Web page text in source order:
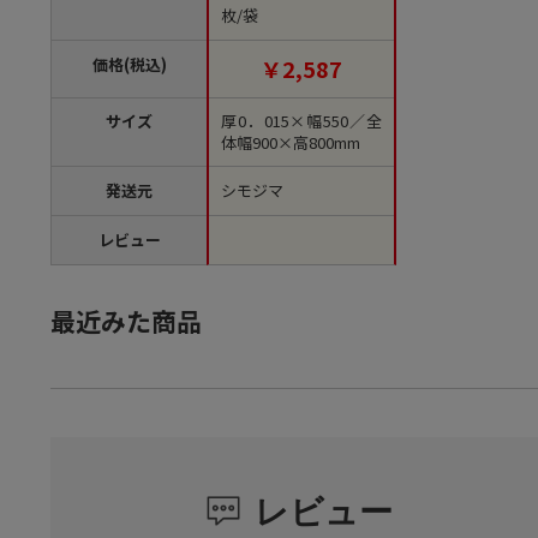
価格(税込)
サイズ
発送元
レビュー
枚/袋
￥2,587
厚0．015×幅550／全
体幅900×高800mm
シモジマ
最近みた商品
レビュー